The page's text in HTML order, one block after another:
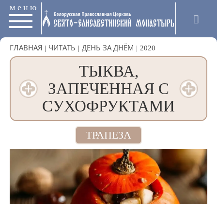
меню
ГЛАВНАЯ | ЧИТАТЬ | ДЕНЬ ЗА ДНЁМ | 2020
ТЫКВА,
ЗАПЕЧЕННАЯ С
СУХОФРУКТАМИ
ТРАПЕЗА